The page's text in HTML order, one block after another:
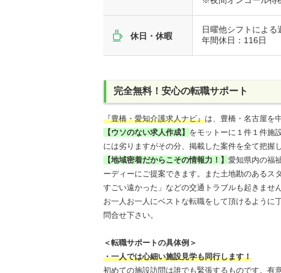
休日・休暇
日曜他シフトによる
年間休日：116日
完全無料！安心の転職サポート
『豊橋・愛知介護求人ナビ』は、豊橋・名古屋を
【ウソのない求人作成】 をモットーに１件１件施
には劣りますがその分、掲載した案件を全て把握
【地域密着だからこその情報力！】 愛知県内の福
ーディーにご提案できます。また土地勘のあるス
すごい遠かった」などの交通トラブルも起きませ
お一人お一人にベストな転職をして頂けるように
問合せ下さい。
＜転職サポートの具体例＞
・一人では心細い施設見学も同行します！
初めての施設訪問は誰でも緊張するものです。有